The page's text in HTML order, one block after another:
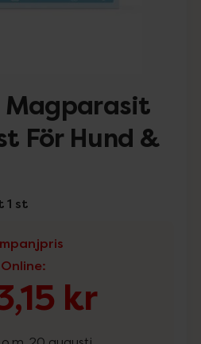
Magparasit
För Hund &
1 st
Online:
kr